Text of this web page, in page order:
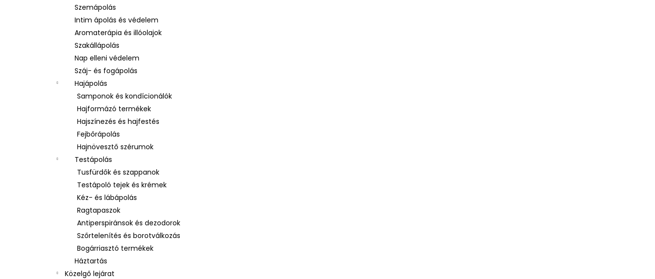
Szemápolás
Intim ápolás és védelem
Aromaterápia és illóolajok
Szakállápolás
Nap elleni védelem
Száj- és fogápolás
Hajápolás
Samponok és kondícionálók
Hajformázó termékek
Hajszínezés és hajfestés
Fejbőrápolás
Hajnövesztő szérumok
Testápolás
Tusfürdők és szappanok
Testápoló tejek és krémek
Kéz- és lábápolás
Ragtapaszok
Antiperspiránsok és dezodorok
Szőrtelenítés és borotválkozás
Bogárriasztó termékek
Háztartás
Közelgő lejárat